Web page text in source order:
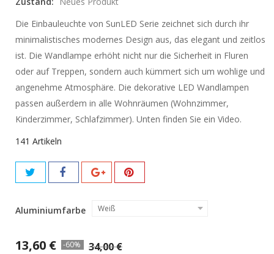
Die Einbauleuchte von SunLED Serie zeichnet sich durch ihr
minimalistisches modernes Design aus, das elegant und zeitlos
ist. Die Wandlampe erhöht nicht nur die Sicherheit in Fluren
oder auf Treppen, sondern auch kümmert sich um wohlige und
angenehme Atmosphäre. Die dekorative LED Wandlampen
passen außerdem in alle Wohnräumen (Wohnzimmer,
Kinderzimmer, Schlafzimmer). Unten finden Sie ein Video.
141 Artikeln
Aluminiumfarbe Weiß
13,60 € -60% 34,00 €